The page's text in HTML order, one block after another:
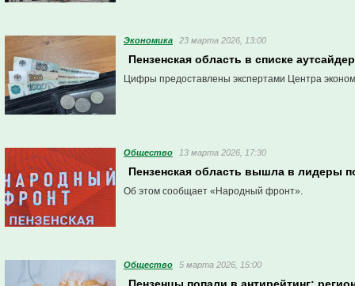
Экономика 23 марта 2026, 13:00
Пензенская область в списке
Цифры предоставлены экспертами Центра
Общество 13 марта 2026, 17:30
Пензенская область вышла в лидеры
Об этом сообщает «Народный фронт».
Общество 5 марта 2026, 15:00